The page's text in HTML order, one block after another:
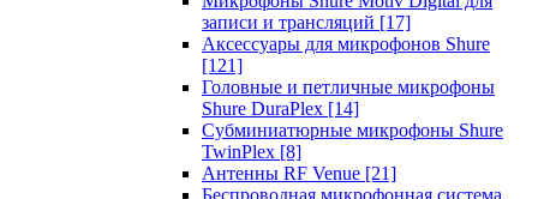
записи и трансляций [17]
Аксессуары для микрофонов Shure
[121]
Головные и петличные микрофоны
Shure DuraPlex [14]
Субминиатюрные микрофоны Shure
TwinPlex [8]
Антенны RF Venue [21]
Беспроводная микрофонная система